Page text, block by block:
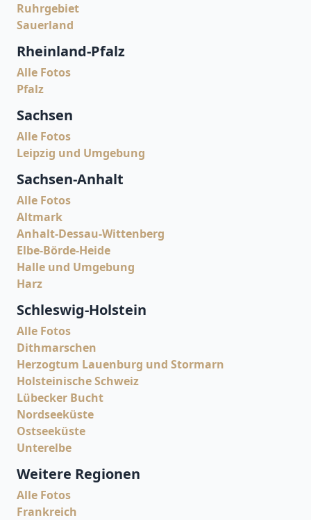
Ruhrgebiet
Sauerland
Rheinland-Pfalz
Alle Fotos
Pfalz
Sachsen
Alle Fotos
Leipzig und Umgebung
Sachsen-Anhalt
Alle Fotos
Altmark
Anhalt-Dessau-Wittenberg
Elbe-Börde-Heide
Halle und Umgebung
Harz
Schleswig-Holstein
Alle Fotos
Dithmarschen
Herzogtum Lauenburg und Stormarn
Holsteinische Schweiz
Lübecker Bucht
Nordseeküste
Ostseeküste
Unterelbe
Weitere Regionen
Alle Fotos
Frankreich